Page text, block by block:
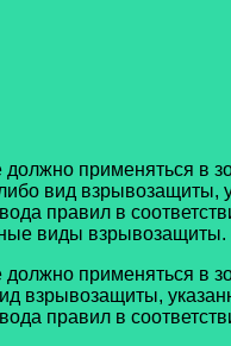
должно применяться в
вид взрывозащиты,
правил в
виды взрывозащиты.
должно применяться в
взрывозащиты,
правил в